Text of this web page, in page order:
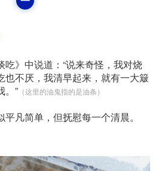
》中说道：“说来奇怪，我对烧
也不厌，我清早起来，就有一大簸
。” （这里的油鬼指的是油条）
凡简单，但抚慰每一个清晨。